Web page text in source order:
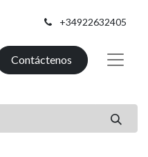
+34922632405
Contáctenos